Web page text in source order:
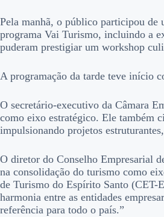
Pela manhã, o público participou de
programa Vai Turismo, incluindo a
puderam prestigiar um workshop
A programação da tarde teve início
O secretário-executivo da Câmara
como eixo estratégico. Ele também
impulsionando projetos
O diretor do Conselho Empresarial
na consolidação do turismo como
de Turismo do Espírito Santo (CET-
harmonia entre as entidades
referência para todo o país.”